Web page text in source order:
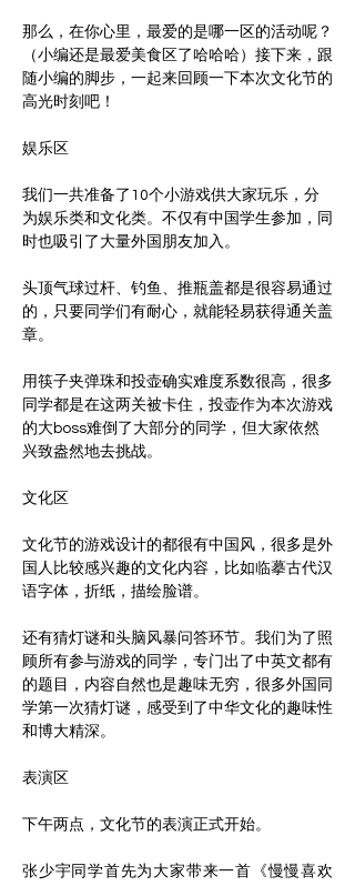
那么，在你心里，最爱的是哪一区的活动呢？
（小编还是最爱美食区了哈哈哈）接下来，跟
随小编的脚步，一起来回顾一下本次文化节的
高光时刻吧！
娱乐区
我们一共准备了10个小游戏供大家玩乐，分
为娱乐类和文化类。不仅有中国学生参加，同
头顶气球过杆、钓鱼、推瓶盖都是很容易通过
的，只要同学们有耐心，就能轻易获得通关盖
章。
用筷子夹弹珠和投壶确实难度系数很高，很多
同学都是在这两关被卡住，投壶作为本次游戏
的大boss难倒了大部分的同学，但大家依然
兴致盎然地去挑战。
文化区
文化节的游戏设计的都很有中国风，很多是外
国人比较感兴趣的文化内容，比如临摹古代汉
还有猜灯谜和头脑风暴问答环节。我们为了照
顾所有参与游戏的同学，专门出了中英文都有
的题目，内容自然也是趣味无穷，很多外国同
学第一次猜灯谜，感受到了中华文化的趣味性
和博大精深。
表演区
下午两点，文化节的表演正式开始。
张少宇同学首先为大家带来一首《慢慢喜欢